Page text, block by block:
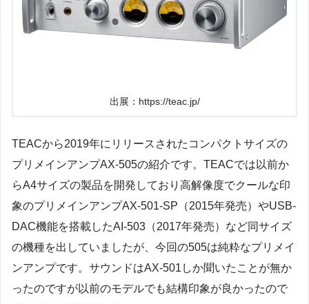
出展：https://teac.jp/
TEACから2019年にリリースされたコンパクトサイズの
プリメインアンプAX-505の紹介です。TEACでは以前か
らA4サイズの製品を開発しており高解像度でクールな印
象のプリメインアンプAX-501-SP（2015年発売）やUSB‐
DAC機能を搭載したAI-503（2017年発売）など同サイズ
の機種を出していましたが、今回の505は純粋なプリメイ
ンアンプです。サウンドはAX-501しか聞いたことが無か
ったのですが以前のモデルでも結構印象が良かったので